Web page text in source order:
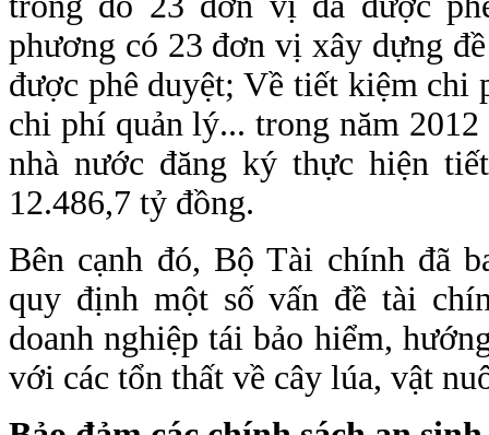
phương có 23 đơn vị xây dựng
được phê duyệt; Về tiết kiệm chi
chi phí quản lý... trong năm
nhà nước đăng ký thực hiện
12.486,7 tỷ đồng.
Bên cạnh đó, Bộ Tài chính đã
quy định một số vấn đề tài
doanh nghiệp tái bảo hiểm,
với các tổn thất về cây lúa, vật